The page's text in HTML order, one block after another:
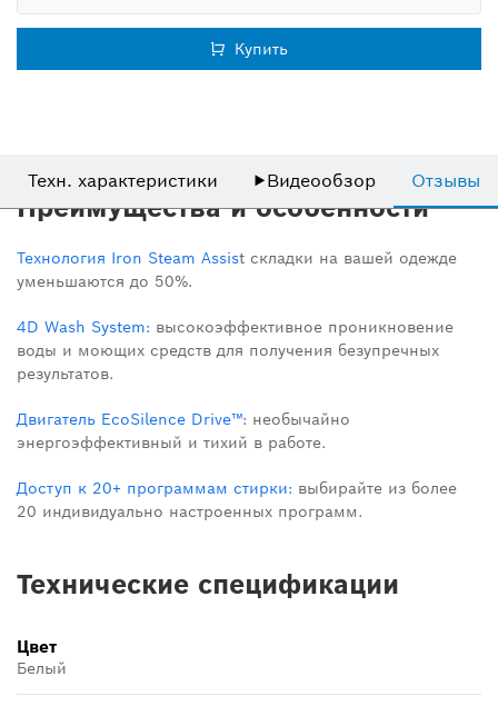
Купить
Техн. характеристики ▶Видеообзор Отзывы
Преимущества и особенности
Технология Iron Steam Assist складки на вашей одежде
уменьшаются до 50%.
4D Wash System: высокоэффективное проникновение
воды и моющих средств для получения безупречных
результатов.
Двигатель EcoSilence Drive™: необычайно
энергоэффективный и тихий в работе.
Доступ к 20+ программам стирки: выбирайте из более
20 индивидуально настроенных программ.
Технические спецификации
Цвет
Белый